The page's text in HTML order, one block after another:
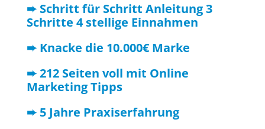
➨ Schritt für Schritt Anleitung 3
Schritte 4 stellige Einnahmen
➨ Knacke die 10.000€ Marke
➨ 212 Seiten voll mit Online
Marketing Tipps
➨ 5 Jahre Praxiserfahrung